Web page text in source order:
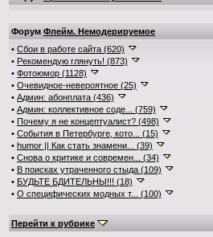
Форум Флейм. Немодерируемое
• Сбои в работе сайта (620)
• Рекомендую глянуть! (873)
• Фотоюмор (1128)
• Очевидное-невероятное (25)
• Админ: абонплата (436)
• Админ: коллективное соде... (759)
• Почему я не концептуалист? (498)
• События в Петербурге, кото... (15)
• humor || Как стать знамени... (39)
• Снова о критике и современ... (34)
• В поисках утраченного стыда (109)
• БУДЬТЕ БДИТЕЛЬНЫ!!! (18)
• О специфических модных т... (100)
Перейти к рубрике